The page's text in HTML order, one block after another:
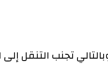
تجنب التنقل